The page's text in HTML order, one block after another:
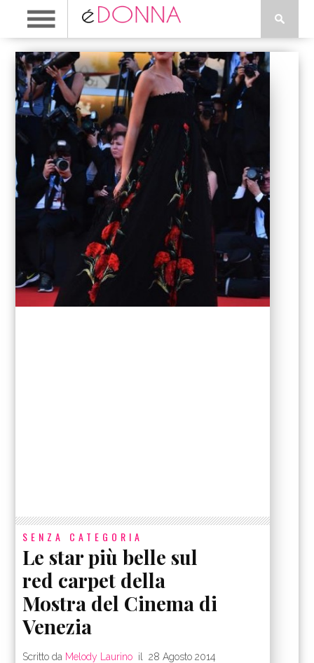
SENZA CATEGORIA
Le star più belle sul
red carpet della
Mostra del Cinema di
Venezia
Scritto da Melody Laurino il28 Agosto 2014